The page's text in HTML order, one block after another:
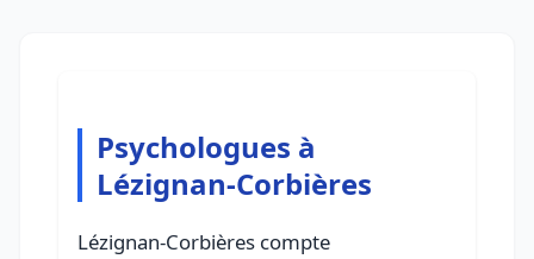
Psychologues à
Lézignan-Corbières
Lézignan-Corbières compte